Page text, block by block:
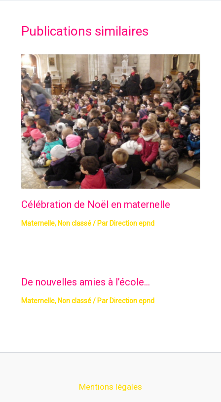
Publications similaires
Célébration de Noël en maternelle
Maternelle, Non classé/ Par Direction epnd
De nouvelles amies à l’école…
Maternelle, Non classé/ Par Direction epnd
Mentions légales